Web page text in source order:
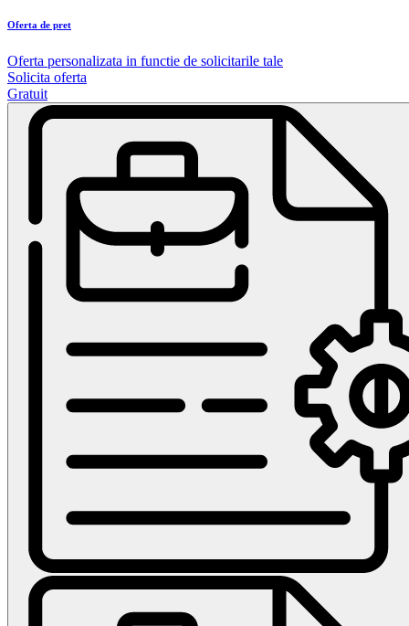
Oferta de pret
Oferta personalizata in functie de solicitarile tale
Solicita oferta
Gratuit